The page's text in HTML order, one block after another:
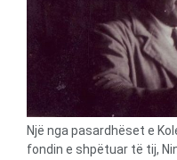
Një nga pasardhëset e
fondin e shpëtuar të tij,